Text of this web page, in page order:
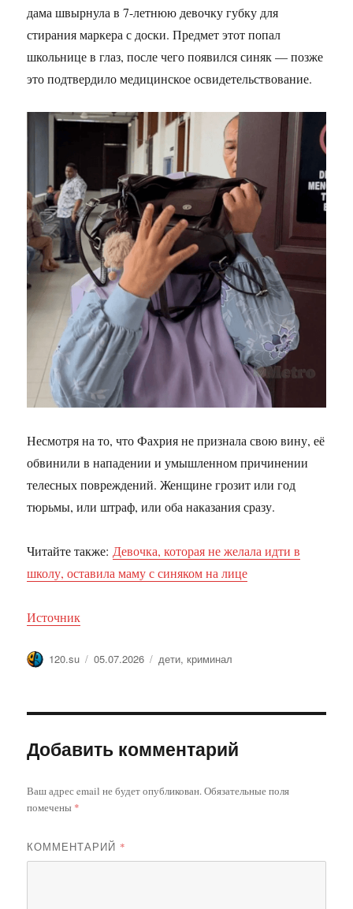
дама швырнула в 7-летнюю девочку губку для
стирания маркера с доски. Предмет этот попал
школьнице в глаз, после чего появился синяк — позже
это подтвердило медицинское освидетельствование.
Несмотря на то, что Фахрия не признала свою вину, её
обвинили в нападении и умышленном причинении
телесных повреждений. Женщине грозит или год
тюрьмы, или штраф, или оба наказания сразу.
Читайте также: Девочка, которая не желала идти в
школу, оставила маму с синяком на лице
Источник
Автор
120.su Опубликовано
05.07.2026 Метки
дети, криминал
Добавить комментарий
Ваш адрес email не будет опубликован.Обязательные поля
помечены *
КОММЕНТАРИЙ *